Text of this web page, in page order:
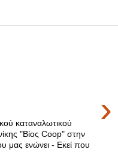
›
καταναλωτικού
"Βίος Coop" στην
μας ενώνει - Εκεί που